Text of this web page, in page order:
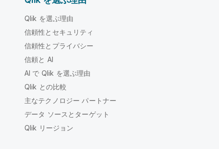
Qlik を選ぶ理由
信頼性とセキュリティ
信頼性とプライバシー
信頼と AI
AI で Qlik を選ぶ理由
Qlik との比較
主なテクノロジー パートナー
データ ソースとターゲット
Qlik リージョン